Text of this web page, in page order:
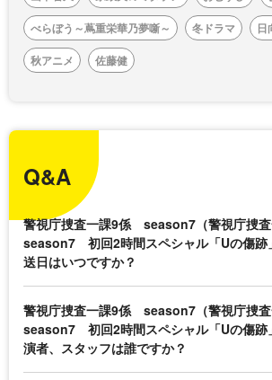
べらぼう～蔦重栄華乃夢噺～
冬ドラマ
日
秋アニメ
佐藤健
Q&A
警視庁捜査一課9係 season7（警視庁捜
season7 初回2時間スペシャル「Uの傷跡
送日はいつですか？
警視庁捜査一課9係 season7（警視庁捜
season7 初回2時間スペシャル「Uの傷跡
演者、スタッフは誰ですか？